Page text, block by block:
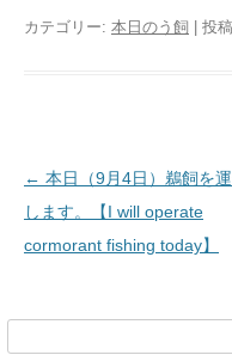
カテゴリー: 本日のう飼 | 投
投稿ナビゲーション
← 本日（9月4日）鵜飼を
します。【I will operate
cormorant fishing today】